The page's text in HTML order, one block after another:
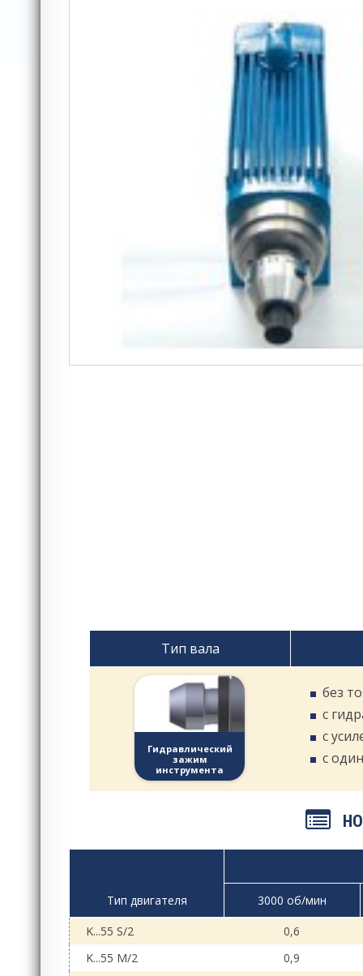
Тип вала
Гидравлический
зажим
инструмента
без
с
с
c
Тип двигателя
3000 об/мин
K...55 S/2
0,6
K...55 M/2
0,9